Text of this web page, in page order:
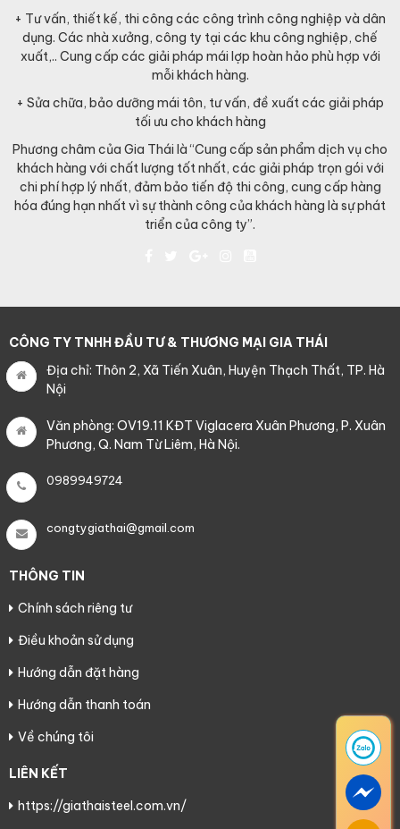
+ Tư vấn, thiết kế, thi công các công trình công nghiệp và dân
dụng. Các nhà xưởng, công ty tại các khu công nghiệp, chế
xuất,.. Cung cấp các giải pháp mái lợp hoàn hảo phù hợp với
mỗi khách hàng.
+ Sửa chữa, bảo dưỡng mái tôn, tư vấn, đề xuất các giải pháp
tối ưu cho khách hàng
Phương châm của Gia Thái là “Cung cấp sản phẩm dịch vụ cho
khách hàng với chất lượng tốt nhất, các giải pháp trọn gói với
chi phí hợp lý nhất, đảm bảo tiến độ thi công, cung cấp hàng
hóa đúng hạn nhất vì sự thành công của khách hàng là sự phát
triển của công ty”.
CÔNG TY TNHH ĐẦU TƯ & THƯƠNG MẠI GIA THÁI
Địa chỉ: Thôn 2, Xã Tiến Xuân, Huyện Thạch Thất, TP. Hà
Nội
Văn phòng: OV19.11 KĐT Viglacera Xuân Phương, P. Xuân
Phương, Q. Nam Từ Liêm, Hà Nội.
0989949724
congtygiathai@gmail.com
THÔNG TIN
Chính sách riêng tư
Điều khoản sử dụng
Hướng dẫn đặt hàng
Hướng dẫn thanh toán
Về chúng tôi
LIÊN KẾT
https://giathaisteel.com.vn/